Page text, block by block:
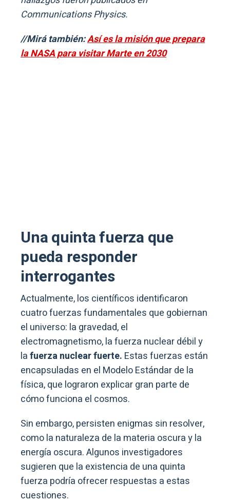
Communications Physics.
//Mirá también:Así es la misión que prepara
la NASA para visitar Marte en 2030
Una quinta fuerza que
pueda responder
interrogantes
Actualmente, los científicos identificaron
cuatro fuerzas fundamentales que gobiernan
el universo: la gravedad, el
electromagnetismo, la fuerza nuclear débil y
lafuerza nuclear fuerte. Estas fuerzas están
encapsuladas en el Modelo Estándar de la
física, que lograron explicar gran parte de
cómo funciona el cosmos.
Sin embargo, persisten enigmas sin resolver,
como la naturaleza de la materia oscura y la
energía oscura. Algunos investigadores
sugieren que la existencia de una quinta
fuerza podría ofrecer respuestas a estas
cuestiones.